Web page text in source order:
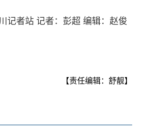
记者站 记者：彭超 编辑：赵俊
【责任编辑：舒靓】